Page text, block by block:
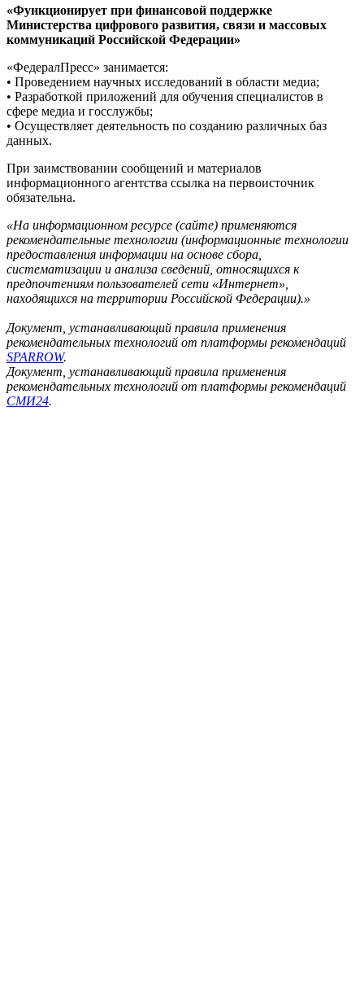
«Функционирует при финансовой поддержке
Министерства цифрового развития, связи и массовых
коммуникаций Российской Федерации»
«ФедералПресс» занимается:
• Проведением научных исследований в области медиа;
• Разработкой приложений для обучения специалистов в
сфере медиа и госслужбы;
• Осуществляет деятельность по созданию различных баз
данных.
При заимствовании сообщений и материалов
информационного агентства ссылка на первоисточник
обязательна.
«На информационном ресурсе (сайте) применяются
рекомендательные технологии (информационные технологии
предоставления информации на основе сбора,
систематизации и анализа сведений, относящихся к
предпочтениям пользователей сети «Интернет»,
находящихся на территории Российской Федерации).»
Документ, устанавливающий правила применения
рекомендательных технологий от платформы рекомендаций
SPARROW.
Документ, устанавливающий правила применения
рекомендательных технологий от платформы рекомендаций
СМИ24.